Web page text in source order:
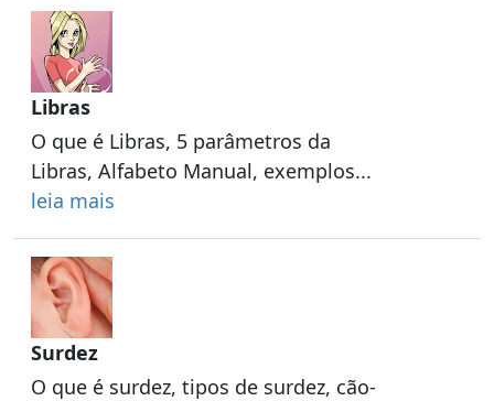
Libras
O que é Libras, 5 parâmetros da
Libras, Alfabeto Manual, exemplos...
leia mais
Surdez
O que é surdez, tipos de surdez, cão-